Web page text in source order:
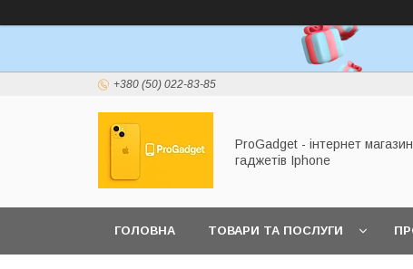
+380 (50) 022-83-85
ProGadget - iнтернет магазин
гаджетів Iphone
ГОЛОВНА ТОВАРИ ТА ПОСЛУГИ